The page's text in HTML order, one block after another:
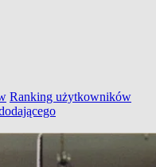
Ranking użytkowników